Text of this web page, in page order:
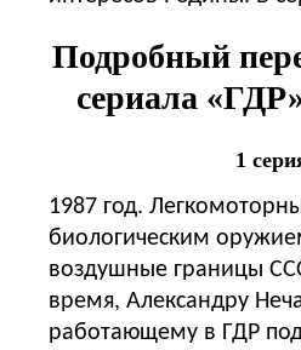
Подробный
сериала
1
1987 год.
биологическим
воздушные границы
время, Александру
работающему в ГДР